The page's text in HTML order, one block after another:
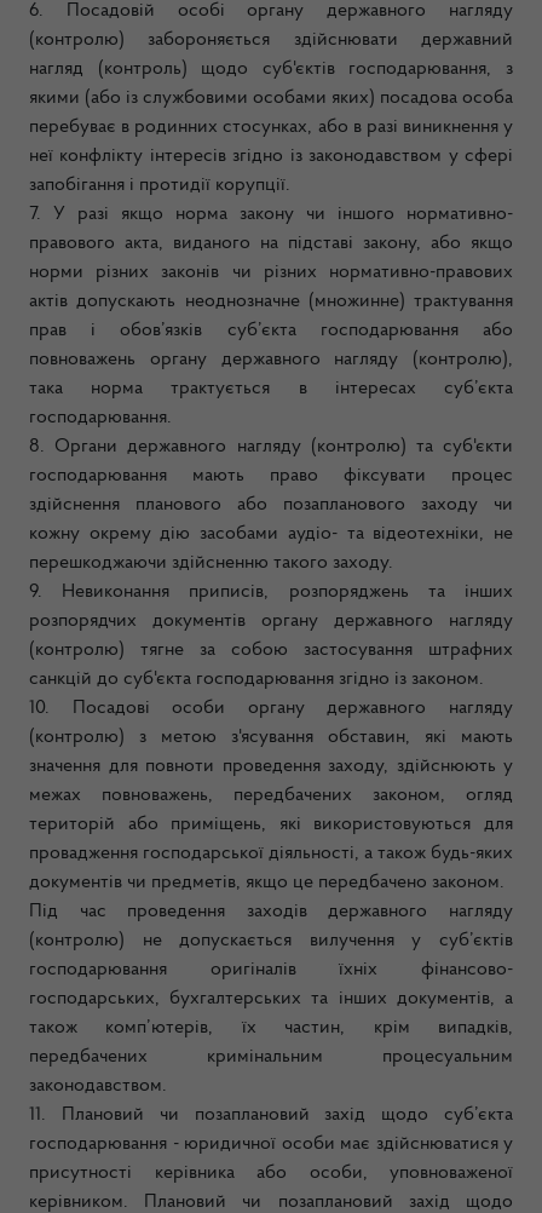
6. Посадовій особі органу державного нагляду
(контролю) забороняється здійснювати державний
нагляд (контроль) щодо суб'єктів господарювання, з
якими (або із службовими особами яких) посадова особа
перебуває в родинних стосунках, або в разі виникнення у
неї конфлікту інтересів згідно із законодавством у сфері
запобігання і протидії корупції.
7. У разі якщо норма закону чи іншого нормативно-
правового акта, виданого на підставі закону, або якщо
норми різних законів чи різних нормативно-правових
актів допускають неоднозначне (множинне) трактування
прав і обов’язків суб’єкта господарювання або
повноважень органу державного нагляду (контролю),
така норма трактується в інтересах суб’єкта
господарювання.
8. Органи державного нагляду (контролю) та суб'єкти
господарювання мають право фіксувати процес
здійснення планового або позапланового заходу чи
кожну окрему дію засобами аудіо- та відеотехніки, не
перешкоджаючи здійсненню такого заходу.
9. Невиконання приписів, розпоряджень та інших
розпорядчих документів органу державного нагляду
(контролю) тягне за собою застосування штрафних
санкцій до суб'єкта господарювання згідно із законом.
10. Посадові особи органу державного нагляду
(контролю) з метою з'ясування обставин, які мають
значення для повноти проведення заходу, здійснюють у
межах повноважень, передбачених законом, огляд
територій або приміщень, які використовуються для
провадження господарської діяльності, а також будь-яких
документів чи предметів, якщо це передбачено законом.
Під час проведення заходів державного нагляду
(контролю) не допускається вилучення у суб’єктів
господарювання оригіналів їхніх фінансово-
господарських, бухгалтерських та інших документів, а
також комп’ютерів, їх частин, крім випадків,
передбачених кримінальним процесуальним
законодавством.
11. Плановий чи позаплановий захід щодо суб’єкта
господарювання - юридичної особи має здійснюватися у
присутності керівника або особи, уповноваженої
керівником. Плановий чи позаплановий захід щодо